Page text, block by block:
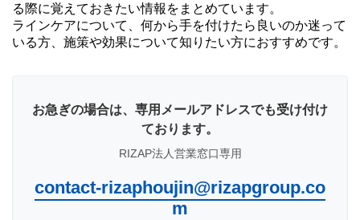
る際に覚えておきたい情報をまとめています。
ラインケアについて、何から手を付けたら良いのか迷って
いる方、施策や効果について知りたい方におすすめです。
お急ぎの場合は、専用メールアドレスでも受け付け
ております。
RIZAP法人営業窓口専用
contact-rizaphoujin@rizapgroup.co
m